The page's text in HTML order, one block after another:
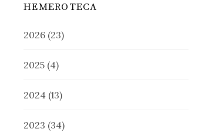
HEMEROTECA
2026 (23)
2025 (4)
2024 (13)
2023 (34)